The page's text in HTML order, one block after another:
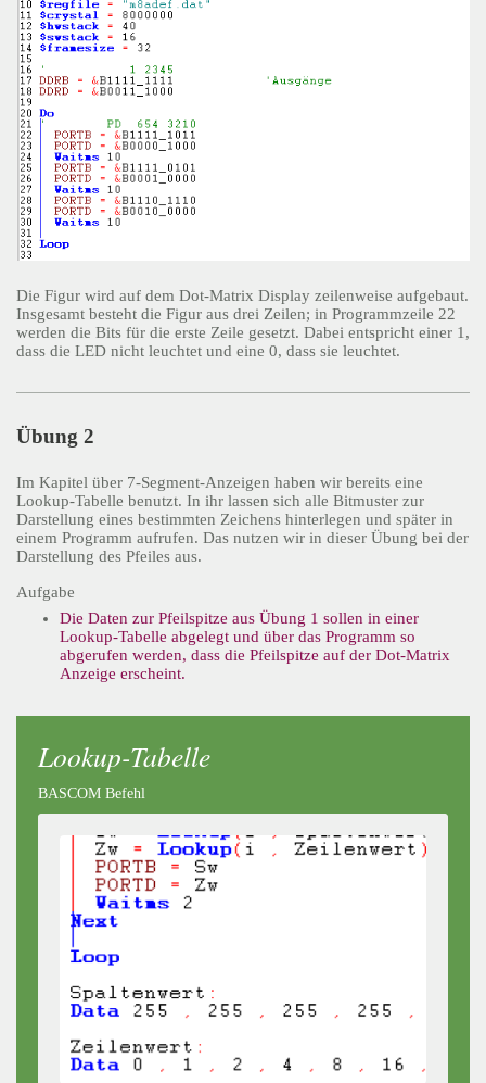
Die Figur wird auf dem Dot-Matrix Display zeilenweise aufgebaut.
Insgesamt besteht die Figur aus drei Zeilen; in Programmzeile 22
werden die Bits für die erste Zeile gesetzt. Dabei entspricht einer 1,
dass die LED nicht leuchtet und eine 0, dass sie leuchtet.
Übung 2
Im Kapitel über 7-Segment-Anzeigen haben wir bereits eine
Lookup-Tabelle benutzt. In ihr lassen sich alle Bitmuster zur
Darstellung eines bestimmten Zeichens hinterlegen und später in
einem Programm aufrufen. Das nutzen wir in dieser Übung bei der
Darstellung des Pfeiles aus.
Aufgabe
Die Daten zur Pfeilspitze aus Übung 1 sollen in einer
Lookup-Tabelle abgelegt und über das Programm so
abgerufen werden, dass die Pfeilspitze auf der Dot-Matrix
Anzeige erscheint.
Lookup-Tabelle
BASCOM Befehl